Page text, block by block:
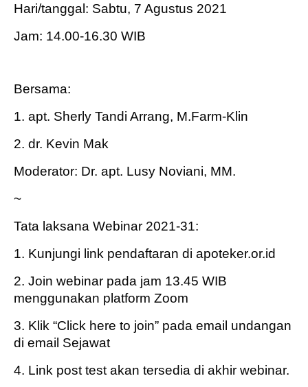
Hari/tanggal: Sabtu, 7 Agustus 2021
Jam: 14.00-16.30 WIB
Bersama:
1. apt. Sherly Tandi Arrang, M.Farm-Klin
2. dr. Kevin Mak
Moderator: Dr. apt. Lusy Noviani, MM.
~
Tata laksana Webinar 2021-31:
1. Kunjungi link pendaftaran di apoteker.or.id
2. Join webinar pada jam 13.45 WIB
menggunakan platform Zoom
3. Klik “Click here to join” pada email undangan
di email Sejawat
4. Link post test akan tersedia di akhir webinar.